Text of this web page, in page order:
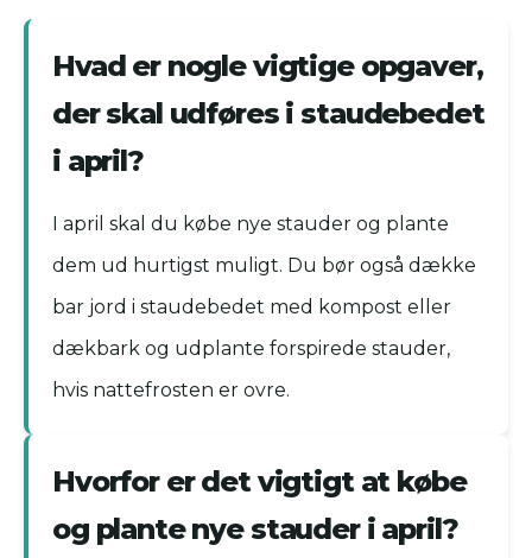
Hvad er nogle vigtige opgaver,
der skal udføres i staudebedet
i april?
I april skal du købe nye stauder og plante
dem ud hurtigst muligt. Du bør også dække
bar jord i staudebedet med kompost eller
dækbark og udplante forspirede stauder,
hvis nattefrosten er ovre.
Hvorfor er det vigtigt at købe
og plante nye stauder i april?